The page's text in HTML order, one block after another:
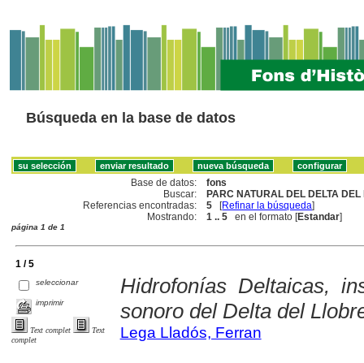
Búsqueda en la base de datos
Base de datos:
fons
Buscar:
PARC NATURAL DEL DELTA
Referencias encontradas:
5 [Refinar la búsqueda]
Mostrando:
1 .. 5 en el formato [Estandar]
página 1 de 1
1 / 5
seleccionar
imprimir
Text complet
Text
complet
Hidrofonías Deltaicas,
sonoro del Delta del
Lega Lladós, Ferran